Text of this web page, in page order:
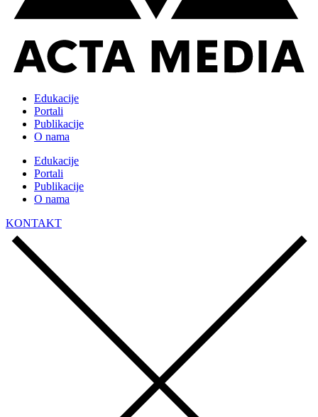
Edukacije
Portali
Publikacije
O nama
Edukacije
Portali
Publikacije
O nama
KONTAKT